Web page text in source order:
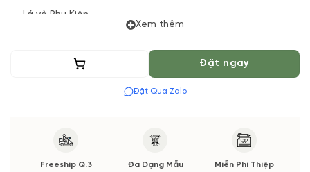
Lá và Phụ Kiện.
đảm bảo phong cách cắm, tone màu sắc.
Nếu có thay đổi về Hoa phụ và thời gian giao sẽ được thông
Xem thêm
Thêm vào giỏ Đặt ngay
Đặt Qua Zalo
Freeship Q.3
Đa Dạng Mẫu
Miễn Phí Thiệp